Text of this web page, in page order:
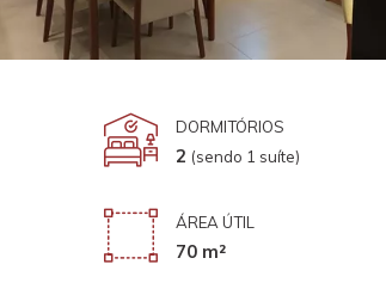
DORMITÓRIOS
2 (sendo 1 suíte)
ÁREA ÚTIL
70 m²